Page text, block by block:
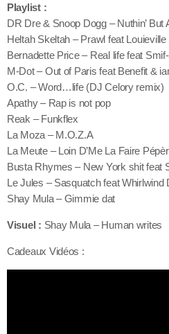
Playlist :
DR Dre & Snoop Dogg – Nuthin’ But
Heltah Skeltah – Prawl feat Louieville
Bernadette Price – Real life feat
M-Dot – Out of Paris feat Benefit &
O.C. – Word…life (DJ Celory remix)
Apathy – Rap is not pop
Reak – Funkflex
La Moza – M.O.Z.A
La Meute – Loin D’Me La Faire
Busta Rhymes – New York shit feat
Le Jules – Sasquatch feat Whirlwind
Shay Mula – Gimmie dat
Visuel : Shay Mula – Human writes
Cadeaux Vidéos :